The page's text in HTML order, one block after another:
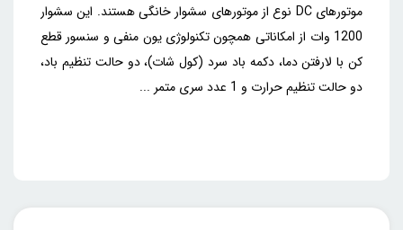
موتورهای DC نوع از موتورهای سشوار خانگی هستند. این سشوار
1200 وات از امکاناتی همچون تکنولوژی یون منفی و سنسور قطع
کن با لارفتن دما، دکمه باد سرد (کول شات)، دو حالت تنظیم باد،
دو حالت تنظیم حرارت و 1 عدد سری متمر ...